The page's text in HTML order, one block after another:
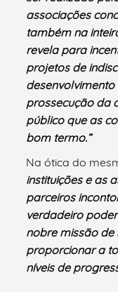
associações
também na
revela para
projetos de
prossecução da
público que as
bom termo.”
Na ótica do
instituições e as
parceiros
verdadeiro
nobre missão de
proporcionar a
níveis de